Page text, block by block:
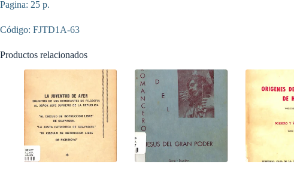
Pagina: 25 p.
Código: FJTD1A-63
Productos relacionados